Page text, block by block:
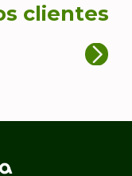
clientes